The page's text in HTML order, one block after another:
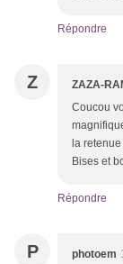
Répondre
Z ZAZA-
Coucou
la
Bises et
Répondre
P photoem